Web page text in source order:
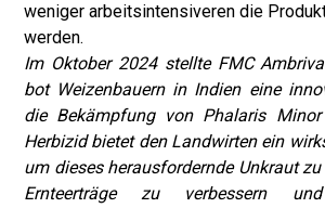
weniger arbeitsintensiveren die
werden.
Im Oktober 2024 stellte FMC
bot Weizenbauern in Indien eine
die Bekämpfung von Phalaris
Herbizid bietet den Landwirten ein
um dieses herausfordernde Unkraut
Ernteerträge zu verbessern